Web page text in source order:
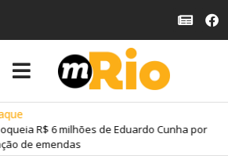
R$ 6 milhões de Eduardo Cunha por
de emendas